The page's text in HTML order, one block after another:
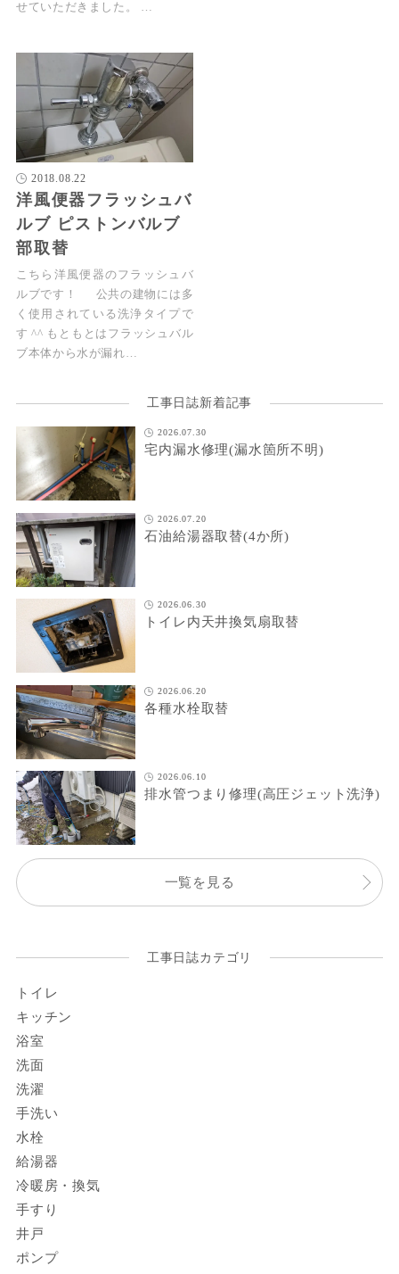
せていただきました。 …
2018.08.22
洋風便器フラッシュバ
ルブ ピストンバルブ
部取替
こちら洋風便器のフラッシュバ
ルブです！ 公共の建物には多
く使用されている洗浄タイプで
す ^^ もともとはフラッシュバル
ブ本体から水が漏れ…
工事日誌新着記事
2026.07.30
宅内漏水修理(漏水箇所不明)
2026.07.20
石油給湯器取替(4か所)
2026.06.30
トイレ内天井換気扇取替
2026.06.20
各種水栓取替
2026.06.10
排水管つまり修理(高圧ジェット洗浄)
一覧を見る
工事日誌カテゴリ
トイレ
キッチン
浴室
洗面
洗濯
手洗い
水栓
給湯器
冷暖房・換気
手すり
井戸
ポンプ